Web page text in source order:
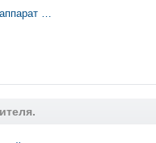
…